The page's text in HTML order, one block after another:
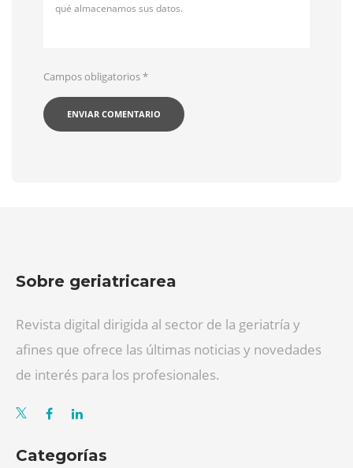
qué almacenamos sus datos.
Campos obligatorios*
Sobre geriatricarea
Revista digital dirigida al sector de la geriatría y
afines que ofrece las últimas noticias y novedades
de interés para los profesionales.
Categorías